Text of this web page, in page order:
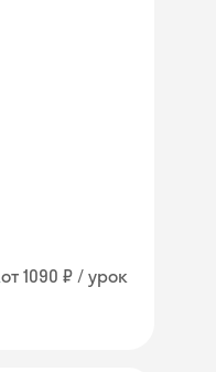
от 1090 ₽ / урок